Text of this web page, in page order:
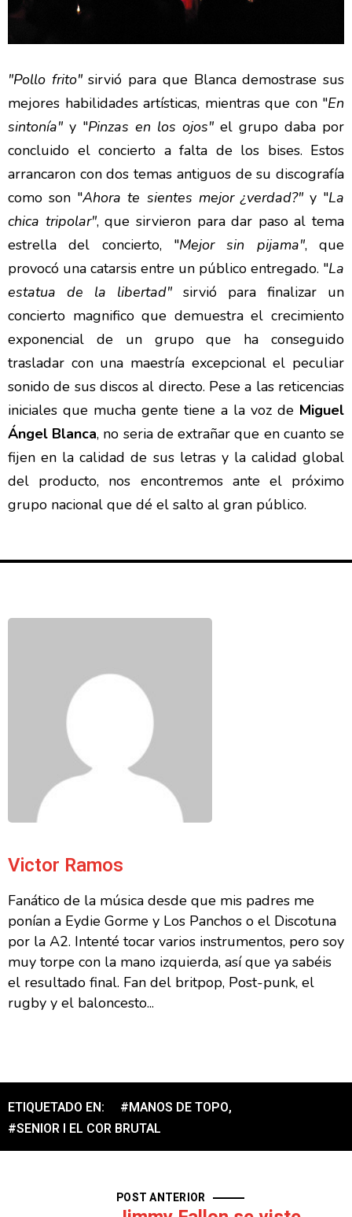
"Pollo frito"sirvió para que Blanca demostrase sus
mejores habilidades artísticas, mientras que con "En
sintonía" y "Pinzas en los ojos" el grupo daba por
concluido el concierto a falta de los bises. Estos
arrancaron con dos temas antiguos de su discografía
como son "Ahora te sientes mejor ¿verdad?"y "La
chica tripolar", que sirvieron para dar paso al tema
estrella del concierto, "Mejor sin pijama", que
provocó una catarsis entre un público entregado. "La
estatua de la libertad" sirvió para finalizar un
concierto magnifico que demuestra el crecimiento
exponencial de un grupo que ha conseguido
trasladar con una maestría excepcional el peculiar
sonido de sus discos al directo. Pese a las reticencias
iniciales que mucha gente tiene a la voz de Miguel
Ángel Blanca, no seria de extrañar que en cuanto se
fijen en la calidad de sus letras y la calidad global
del producto, nos encontremos ante el próximo
grupo nacional que dé el salto al gran público.
Victor Ramos
Fanático de la música desde que mis padres me
ponían a Eydie Gorme y Los Panchos o el Discotuna
por la A2. Intenté tocar varios instrumentos, pero soy
muy torpe con la mano izquierda, así que ya sabéis
el resultado final. Fan del britpop, Post-punk, el
rugby y el baloncesto...
ETIQUETADO EN: #MANOS DE TOPO,
#SENIOR I EL COR BRUTAL
POST ANTERIOR